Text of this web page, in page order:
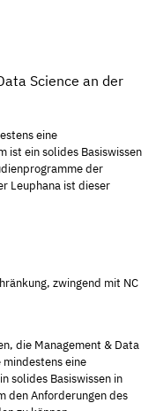
Science an der
eine
ist ein solides Basiswissen
der
Leuphana ist dieser
zwingend mit NC
die Management & Data
eine
solides Basiswissen in
den Anforderungen des